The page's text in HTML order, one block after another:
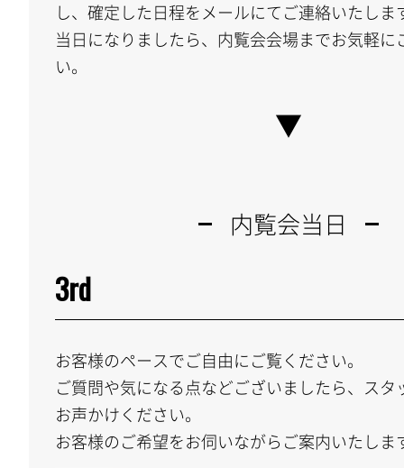
し、確定した日程をメールにてご連絡いたしま
当日になりましたら、内覧会会場までお気軽に
い。
内覧会当日
3rd
お客様のペースでご自由にご覧ください。
ご質問や気になる点などございましたら、スタ
お声かけください。
お客様のご希望をお伺いながらご案内いたしま